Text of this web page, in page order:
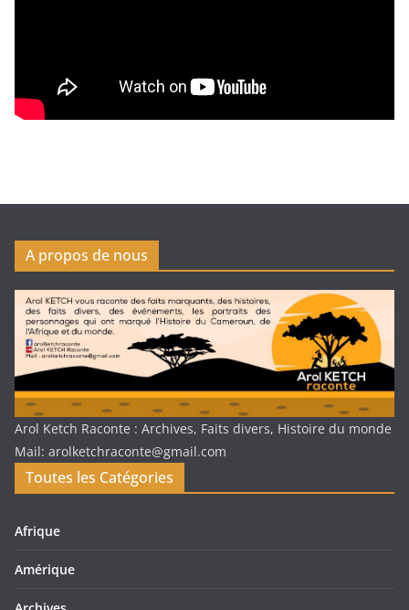
A propos de nous
Arol Ketch Raconte : Archives, Faits divers, Histoire du monde
Mail: arolketchraconte@gmail.com
Toutes les Catégories
Afrique
Amérique